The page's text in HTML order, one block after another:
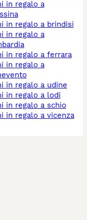
in regalo a brindisi
in regalo a ferrara
in regalo a udine
in regalo a lodi
in regalo a schio
in regalo a vicenza